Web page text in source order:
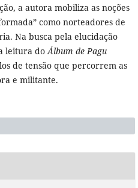
a autora mobiliza as noções
como norteadores de
Na busca pela elucidação
leitura doÁlbum de Pagu
de tensão que percorrem as
e militante.